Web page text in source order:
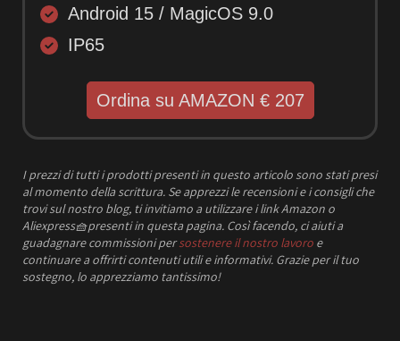
Android 15 / MagicOS 9.0
IP65
Ordina su AMAZON € 207
I prezzidi tutti i prodotti presenti in questo articolo sono stati presi
al momento della scrittura. Se apprezzi le recensioni e i consigli che
trovi sul nostro blog, ti invitiamo a utilizzare i link Amazon o
Aliexpress🧺presenti in questa pagina. Così facendo, ci aiuti a
guadagnare commissioni persostenere il nostro lavoro e
continuare a offrirti contenuti utili e informativi. Grazie per il tuo
sostegno, lo apprezziamo tantissimo!